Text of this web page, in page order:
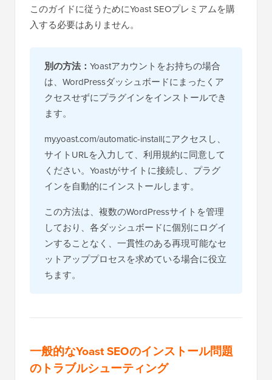
このガイドに従うためにYoast SEOプレミアムを購
入する必要はありません。
別の方法： Yoastアカウントをお持ちの場合
は、WordPressダッシュボードにまったくア
クセスせずにプラグインをインストールでき
ます。
my.yoast.com/automatic-installにアクセスし、
サイトURLを入力して、利用規約に同意して
ください。Yoastがサイトに接続し、プラグ
インを自動的にインストールします。
この方法は、複数のWordPressサイトを管理
しており、各ダッシュボードに個別にログイ
ンすることなく、一貫性のある再現可能なセ
ットアッププロセスを求めている場合に役立
ちます。
一般的なYoast SEOのインストール問題
のトラブルシューティング